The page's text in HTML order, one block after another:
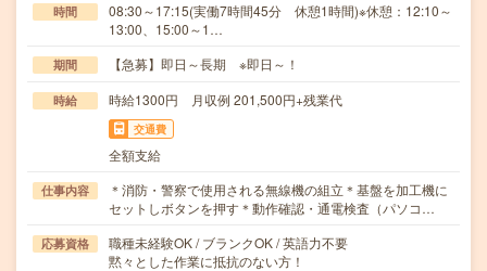
時間
08:30～17:15(実働7時間45分 休憩1時間)※休憩：12:10～
13:00、15:00～1…
期間 【急募】即日～長期 ※即日～！
時給 時給1300円 月収例 201,500円+残業代
交通費
全額支給
仕事内容
＊消防・警察で使用される無線機の組立＊基盤を加工機に
セットしボタンを押す＊動作確認・通電検査（パソコ…
応募資格
職種未経験OK / ブランクOK / 英語力不要
黙々とした作業に抵抗のない方！